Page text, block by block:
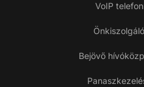
VoIP
Bejövő